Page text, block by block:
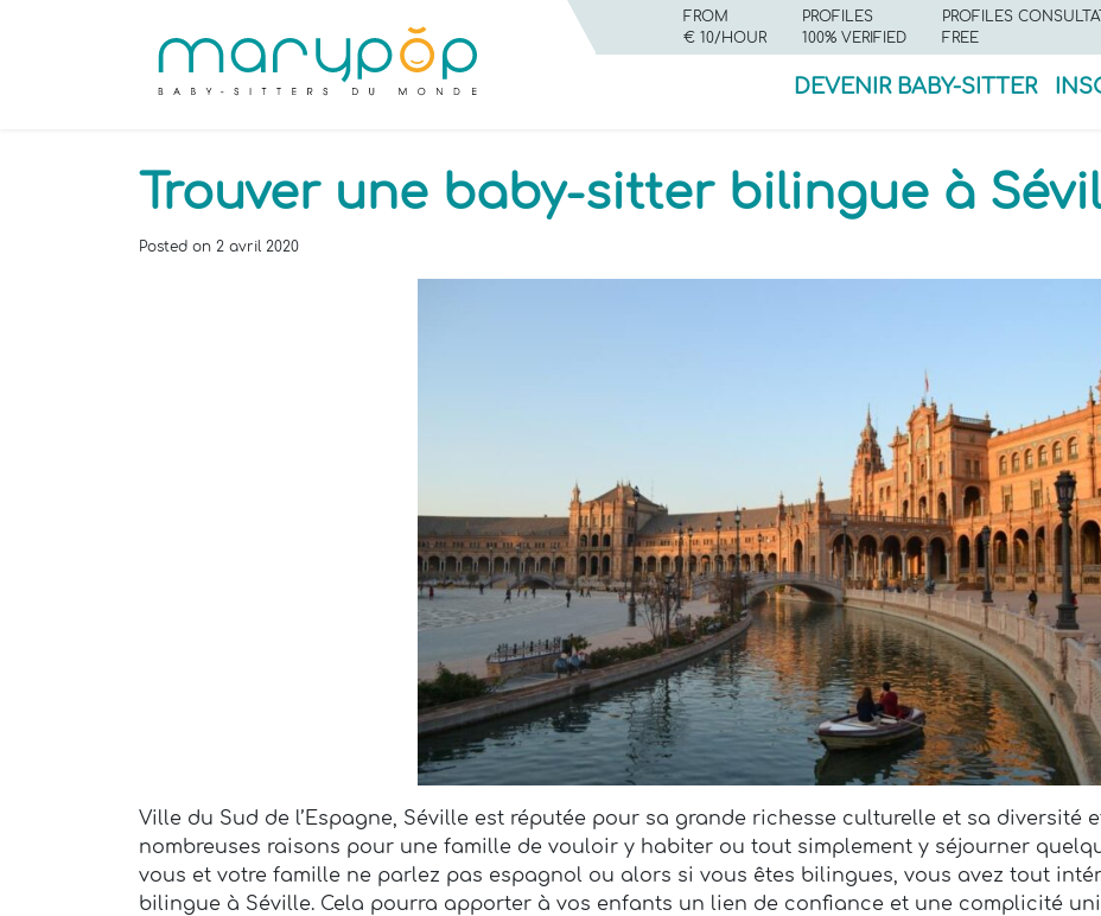
FROM
€ 10/HOUR
PROFILES
100% VERIFIED
PROFILES
FREE
DEVENIR BABY-SITTER
Trouver une baby-sitter bilingue à
Posted on 2 avril 2020
Ville du Sud de l’Espagne, Séville est réputée pour sa grande richesse culturelle et sa diversité
nombreuses raisons pour une famille de vouloir y habiter ou tout simplement y séjourner
vous et votre famille ne parlez pas espagnol ou alors si vous êtes bilingues, vous avez tout
bilingue à Séville. Cela pourra apporter à vos enfants un lien de confiance et une complicité